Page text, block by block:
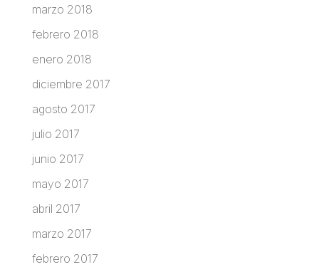
marzo 2018
febrero 2018
enero 2018
diciembre 2017
agosto 2017
julio 2017
junio 2017
mayo 2017
abril 2017
marzo 2017
febrero 2017